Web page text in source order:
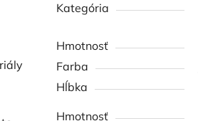
Kategória
Hmotnosť
Farba
Hĺbka
Hmotnosť